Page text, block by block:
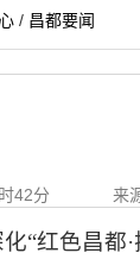
/ 昌都要闻
42分 来
“红色昌都